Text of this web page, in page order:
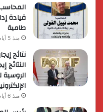
قيادة
طامية
منذ 5 أيام
نتائج
النتائج
الروسية
منذ 6 أيام